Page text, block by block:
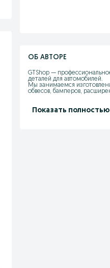
ОБ АВТОРЕ
GTShop —
деталей для автомобилей.
Мы занимаемся
обвесов, бамперов,
Работаем более 10 лет,
Показать полностью